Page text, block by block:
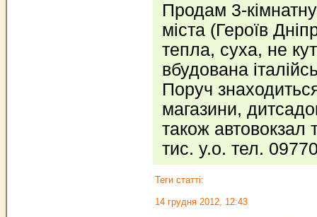
Продам 3-
міста (Героїв
тепла, суха, не
вбудована
Поруч
магазини,
також автовокзал
тис. у.о. тел.
Теги статті:
14 грудня 2012, 12:43